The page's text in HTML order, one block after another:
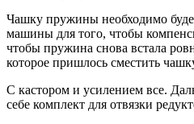
Чашку пружины необходимо
машины для того, чтобы
чтобы пружина снова встала
которое пришлось сместить
С кастором и усилением все.
себе комплект для отвязки